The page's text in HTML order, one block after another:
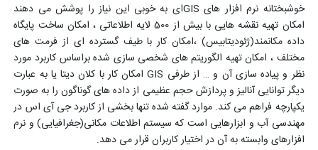
خوشبختانه نرم افزار های GISای به خوبی این نیاز را پوشش می دهند
امکان تهیه نقشه هایی با بیش از 500 لایه اطلاعاتی ، امکان ساخت پایگاه
داده مکانمند(ژئودیتابیس) ،امکان کار با طیف گسترده ای از فرمت های
مختلف ، امکان تهیه الگوریتم های شخصی سازی شده براساس کاربرد مورد
نظر و پیاده سازی آن و … از طرفی GIS امکان کار با کلان دیتا یا به عبارت
دیگر توانایی آنالیز و پردازش حجم عظیمی از داده های گوناگون را به صورت
یکپارچه فراهم می کند. موارد گفته شده تنها بخشی از کاربرد جی آی اس در
مهندسی آب و ابزارهایی است که سیستم اطلاعات مکانی(جغرافیایی) و نرم
افزارهای وابسته به آن در اختیار کاربران قرار می دهد.